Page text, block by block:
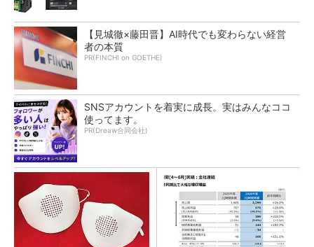
【見城徹×藤田晋】AI時代でも変わらない経営
者の本質
PR(FINCHI on GOETHE)
SNSアカウントを着実に成長。実はみんなココ
使ってます。
PR(Dreaw合同会社)